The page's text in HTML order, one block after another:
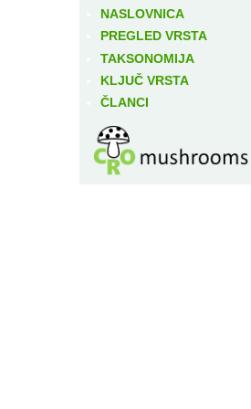
NASLOVNICA
PREGLED VRSTA
TAKSONOMIJA
KLJUČ VRSTA
ČLANCI